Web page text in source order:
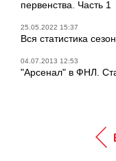
первенства. Часть 1
25.05.2022 15:37
Вся статистика
04.07.2013 12:53
"Арсенал" в ФНЛ.